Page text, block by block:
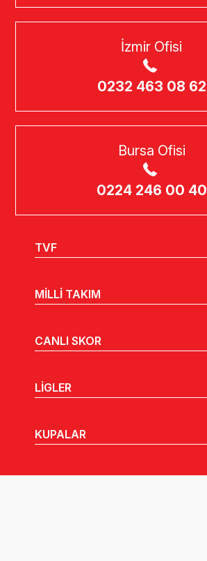
İzmir Ofisi
0232 463 08 62
Bursa Ofisi
0224 246 00 40
TVF
MİLLİ TAKIM
CANLI SKOR
LİGLER
KUPALAR